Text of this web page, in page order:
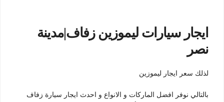
ايجار سيارات ليموزين زفاف|مدينة
نصر
لذلك سعر ايجار ليموزين
بالتالي نوفر افضل الماركات و الانواع و احدث ايجار سيارة زفاف